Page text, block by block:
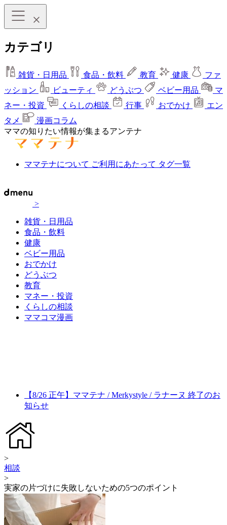
カテゴリ
雑貨・日用品 食品・飲料 教育 健康
ファ
ッション
ビューティ どうぶつ ベビー用品
マ
ネー・投資
くらしの相談 行事 おでかけ
エン
タメ
漫画コラム
ママの知りたい情報が集まるアンテナ
ママテナについて ご利用にあたって タグ一覧
>
雑貨・日用品
食品・飲料
健康
ベビー用品
おでかけ
どうぶつ
教育
マネー・投資
くらしの相談
ママコマ漫画
【8/26 正午】ママテナ / Merkystyle / ラナーヌ 終了のお
知らせ
>
相談
>
実家の片づけに失敗しないための5つのポイント